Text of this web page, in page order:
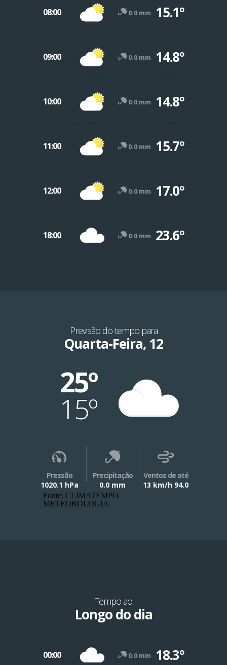
08:00 0.0 mm 15.1º
09:00 0.0 mm 14.8º
10:00 0.0 mm 14.8º
11:00 0.0 mm 15.7º
12:00 0.0 mm 17.0º
18:00 0.0 mm 23.6º
Previsão do tempo para
Quarta-Feira, 12
25º
15º
Pressão
1020.1 hPa
Precipitação
0.0 mm
Ventos de até
13 km/h 94.0
Fonte: CLIMATEMPO
METEOROLOGIA
Tempo ao
Longo do dia
00:00 0.0 mm 18.3º